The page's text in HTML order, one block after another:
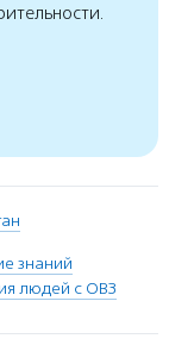
знаний
людей с ОВЗ